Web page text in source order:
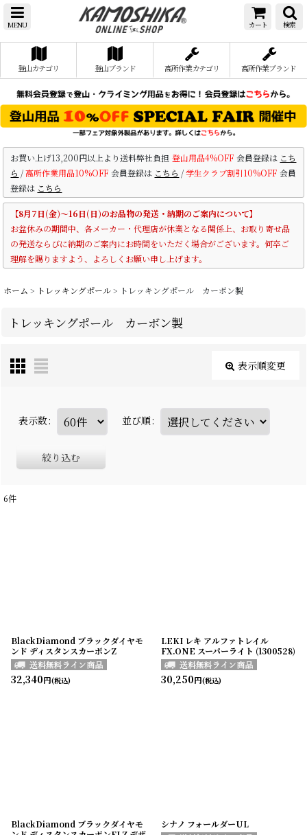
MENU カート 検索
登山カテゴリ 登山ブランド 高所作業カテゴリ 高所作業ブランド
お買い上げ13,200円以上より送料弊社負担 登山用品4%OFF 会員登録は こち
ら /高所作業用品10%OFF 会員登録は こちら /学生クラブ割引10%OFF 会員
登録は こちら
【8月7日(金)～16日(日)のお品物の発送・納期のご案内について】
お盆休みの期間中、各メーカー・代理店が休業となる関係上、お取り寄せ品
の発送ならびに納期のご案内にお時間をいただく場合がございます。何卒ご
理解を賜りますよう、よろしくお願い申し上げます。
ホーム > トレッキングポール> トレッキングポール カーボン製
トレッキングポール カーボン製
表示順変更
表示数: 並び順:
絞り込む
6件
BlackDiamond ブラックダイヤモ
ンド ディスタンスカーボンZ
32,340円(税込)
LEKI レキ アルファトレイル
FX.ONE スーパーライト (1300528)
30,250円(税込)
BlackDiamond ブラックダイヤモ
シナノ フォールダーUL